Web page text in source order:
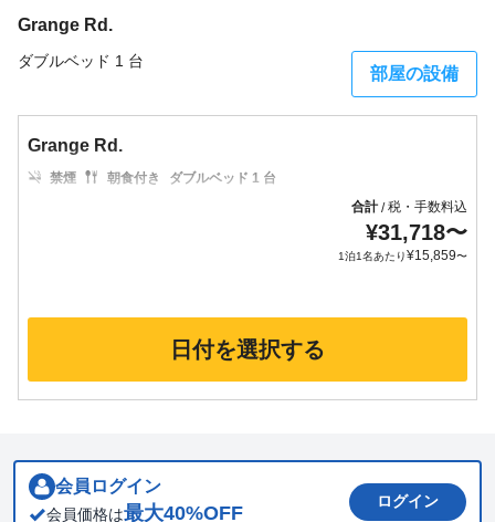
Grange Rd.
ダブルベッド 1 台
部屋の設備
Grange Rd.
禁煙 朝食付き
ダブルベッド 1 台
合計/税・手数料込
¥31,718〜
1泊1名あたり¥15,859〜
日付を選択する
会員ログイン
会員価格は最大40%OFF
ログイン